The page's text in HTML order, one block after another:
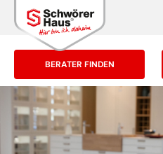
BERATER FINDEN